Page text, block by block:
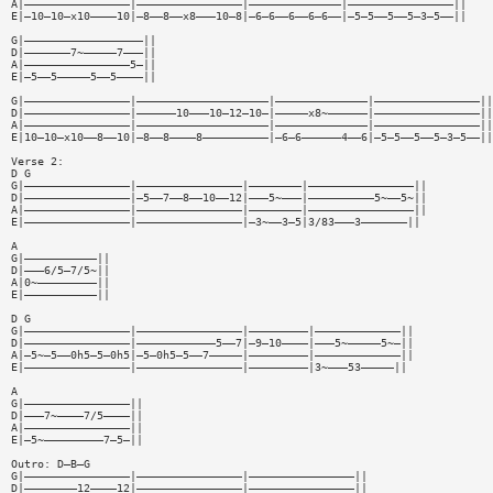
A|————————————————|————————————————|——————————————|————————————————||
E|—10—10—x10————10|—8——8——x8———10—8|—6—6——6——6—6——|—5—5——5——5—3—5——||
G|——————————————————||
D|———————7~—————7———||
A|————————————————5—||
E|—5——5—————5——5————||
G|————————————————|————————————————————|——————————————|————————————————||
D|————————————————|——————10———10—12—10—|—————x8~——————|————————————————||
A|————————————————|————————————————————|——————————————|————————————————||
E|10—10—x10——8——10|—8——8————8——————————|—6—6——————4——6|—5—5——5——5—3—5——||
Verse 2:
D G
G|————————————————|————————————————|————————|————————————————||
D|————————————————|—5——7——8——10——12|———5~———|——————————5~——5~||
A|————————————————|————————————————|————————|————————————————||
E|————————————————|————————————————|—3~——3—5|3/83———3———————||
A
G|———————————||
D|———6/5—7/5~||
A|0~—————————||
E|———————————||
D G
G|————————————————|————————————————|—————————|—————————————||
D|————————————————|————————————5——7|—9—10————|———5~—————5~—||
A|—5~—5——0h5—5—0h5|—5—0h5—5——7—————|—————————|—————————————||
E|————————————————|————————————————|—————————|3~———53—————||
A
G|————————————————||
D|———7~————7/5————||
A|————————————————||
E|—5~—————————7—5—||
Outro: D—B—G
G|————————————————|————————————————|————————————————||
D|————————12————12|————————————————|————————————————||